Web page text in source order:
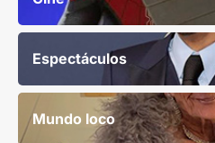
Espectáculos
Mundo loco